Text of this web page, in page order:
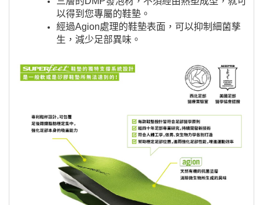
以得到您專屬的鞋墊。​
經過Agion處理的鞋墊表面，可以抑制細菌孳
生，減少足部異味。​